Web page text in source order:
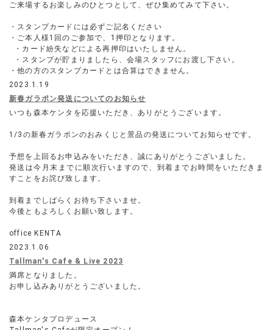
ご来場するお楽しみのひとつとして、ぜひ集めてみて下さい。
・スタンプカードには必ずご記名ください
・ご本人様1回のご参加で、1押印となります。
・カード紛失などによる再押印はいたしません。
・スタンプが貯まりましたら、会場スタッフにお渡し下さい。
・他の方のスタンプカードとは合算はできません。
2023.1.19
新春ガラポン発送についてのお知らせ
いつも森本ケンタを応援いただき、ありがとうございます。
1/3の新春ガラポンのおみくじと景品の発送についてお知らせです。
予想を上回るお申込みをいただき、誠にありがとうございました。
発送は今月末までに順次行いますので、到着までお時間をいただきま
すことをお詫び致します。
到着までしばらくお待ち下さいませ。
今後ともよろしくお願い致します。
office KENTA
2023.1.06
Tallman's Cafe & Live 2023
満席となりました。
お申し込みありがとうございました。
森本ケンタプロデュース